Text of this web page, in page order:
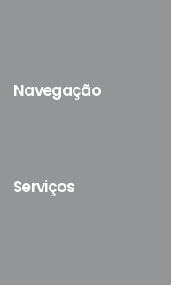
Navegação
Serviços